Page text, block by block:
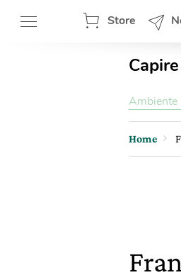
Store
Ambiente
Home